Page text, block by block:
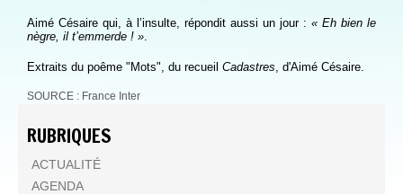
Aimé Césaire qui, à l’insulte, répondit aussi un jour : « Eh bien le
nègre, il t’emmerde ! »
Extraits du poême "Mots", du recueil Cadastres , d'Aimé Césaire.
SOURCE : France Inter
RUBRIQUES
ACTUALITÉ
AGENDA